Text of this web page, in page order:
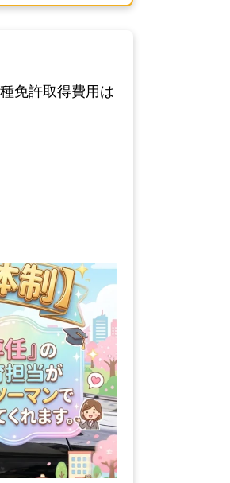
募する
許取得費用は